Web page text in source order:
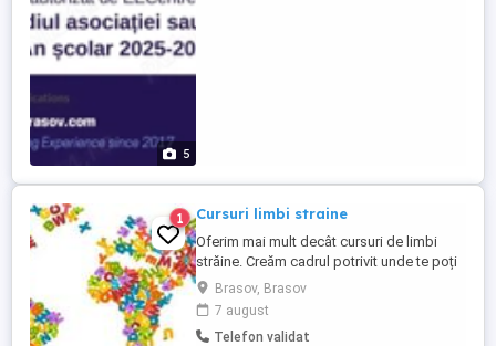
5
1 Cursuri limbi straine
Oferim mai mult decât cursuri de limbi
străine. Creăm cadrul potrivit unde te poți
exprima în largul tău, în cursuri individuale
sau în grupe, personalizate pe stilul
fiecăruia de învățare.
Brasov, Brasov
7 august
Telefon validat